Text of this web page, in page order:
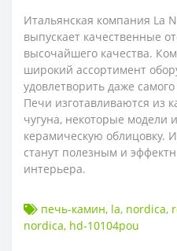
Итальянская компания La
выпускает качественные
высочайшего качества.
широкий ассортимент
удовлетворить даже
Печи изготавливаются из
чугуна, некоторые
керамическую облицовку.
станут полезным и
интерьера.
печь-камин, la, nordica,
nordica, hd-10104pou